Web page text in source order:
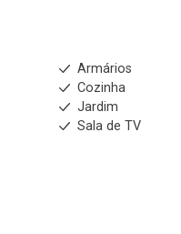
Armários
Cozinha
Jardim
Sala de TV